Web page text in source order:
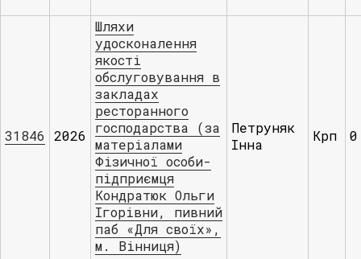
31846 2026
Шляхи
удосконалення
якості
обслуговування в
закладах
ресторанного
господарства (за
матеріалами
Фізичної особи-
підприємця
Кондратюк Ольги
Ігорівни, пивний
паб «Для своїх»,
м. Вінниця)
Петруняк
Інна
Крп 0